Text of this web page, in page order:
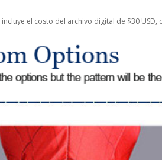
el costo del archivo digital de $30